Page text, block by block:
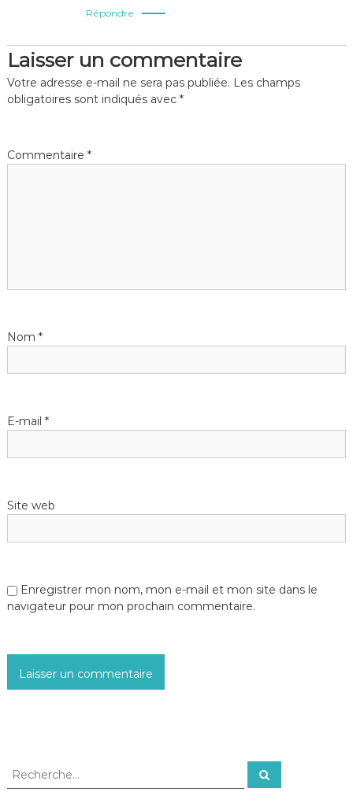
Répondre
Laisser un commentaire
Votre adresse e-mail ne sera pas publiée. Les champs
obligatoires sont indiqués avec *
Commentaire *
Nom *
E-mail *
Site web
Enregistrer mon nom, mon e-mail et mon site dans le
navigateur pour mon prochain commentaire.
R
R